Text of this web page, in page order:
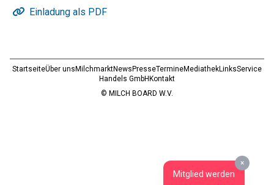
Einladung als PDF
StartseiteÜber uns MilchmarktNews PresseTermineMediathekLinksService
Handels GmbH Kontakt
© MILCH BOARD W.V.
×
Mitglied werden